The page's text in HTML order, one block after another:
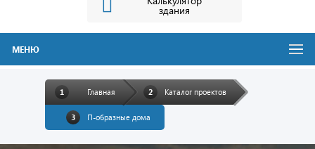
здания
МЕНЮ
Главная Каталог проектов
П-образные дома